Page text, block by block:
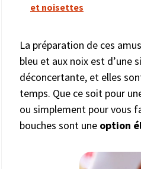
et noisettes
La préparation de ces
bleu et aux noix est d’une
déconcertante, et elles
temps. Que ce soit pour
ou simplement pour vous
bouches sont une option